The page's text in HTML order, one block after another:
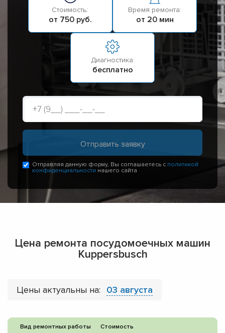
Стоимость:
от 750 руб.
Время ремонта:
от 20 мин
Диагностика:
бесплатно
Отправляя данную форму, Вы соглашаетесь с политикой
конфиденциальности нашего сайта
Цена ремонта посудомоечных машин
Kuppersbusch
Цены актуальны на: 03 августа
Вид ремонтных работы Стоимость